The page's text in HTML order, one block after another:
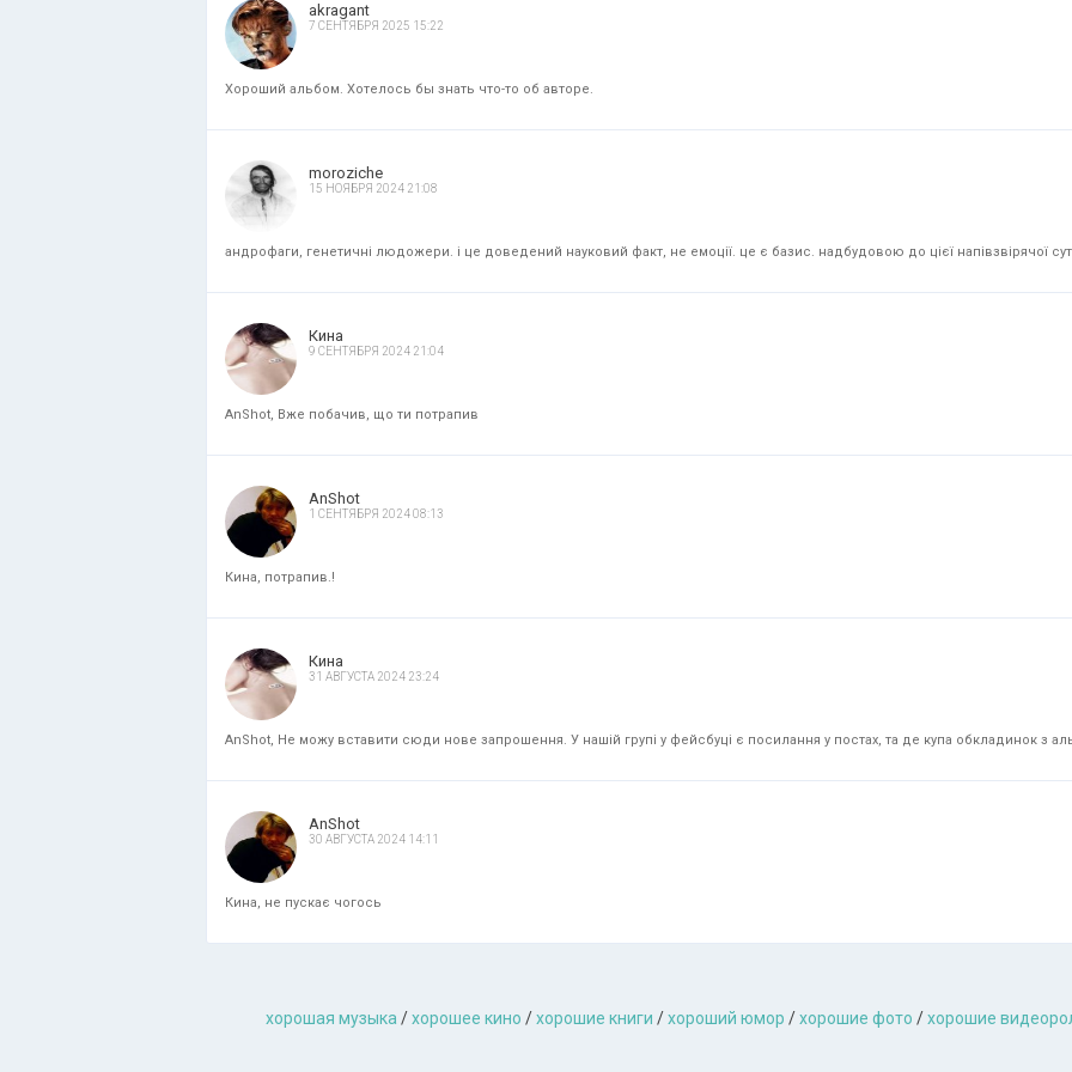
akragant
7 СЕНТЯБРЯ 2025 15:22
Хороший альбом. Хотелось бы знать что-то об авторе.
moroziche
15 НОЯБРЯ 2024 21:08
андрофаги, генетичні людожери. і це доведений науковий факт, не емоції. це є базис. надбудовою до цієї напівзвірячої
Кина
9 СЕНТЯБРЯ 2024 21:04
AnShot, Вже побачив, що ти потрапив
AnShot
1 СЕНТЯБРЯ 2024 08:13
Кина, потрапив.!
Кина
31 АВГУСТА 2024 23:24
AnShot, Не можу вставити сюди нове запрошення. У нашій групі у фейсбуці є посилання у постах, та де купа обкладинок з
AnShot
30 АВГУСТА 2024 14:11
Кина, не пускає чогось
хорошая музыкa /хорошее кино /хорошие книги /хороший юмор /хорошие фото /хорошие